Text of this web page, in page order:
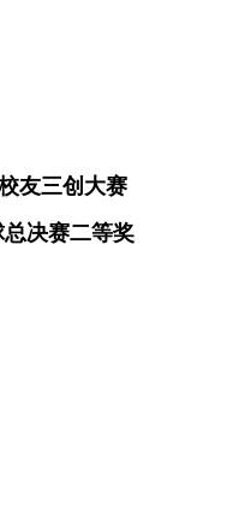
友三创大赛
决赛二等奖